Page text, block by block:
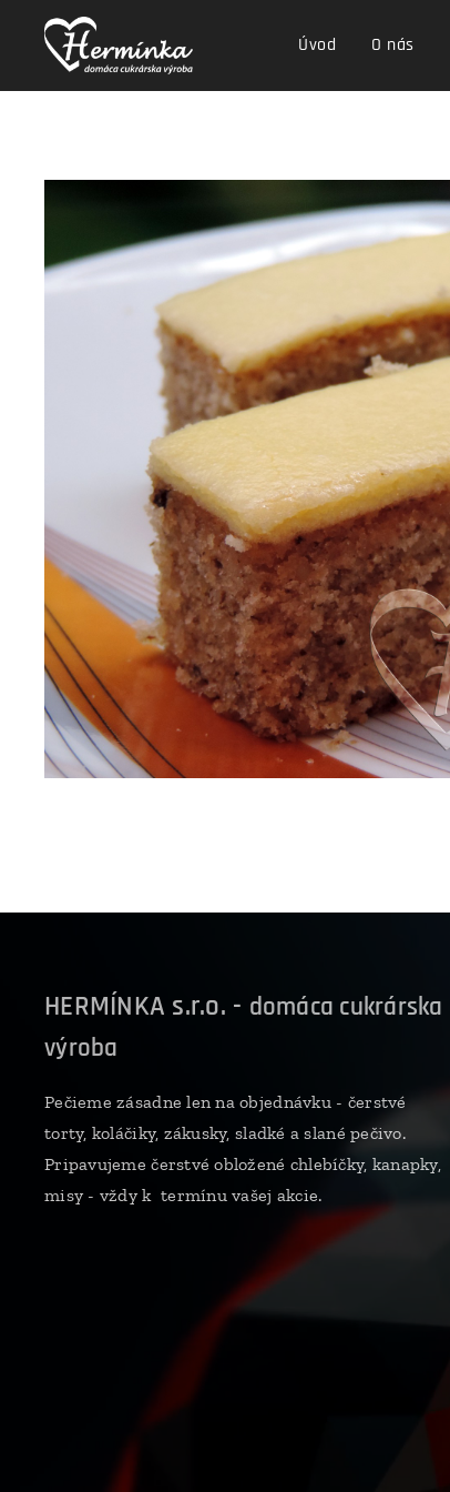
Úvod O nás
HERMÍNKA s.r.o. - domáca cukrárska
výroba
Pečieme zásadne len na objednávku - čerstvé
torty, koláčiky, zákusky, sladké a slané pečivo.
Pripavujeme čerstvé obložené chlebíčky, kanapky,
misy - vždy k termínu vašej akcie.